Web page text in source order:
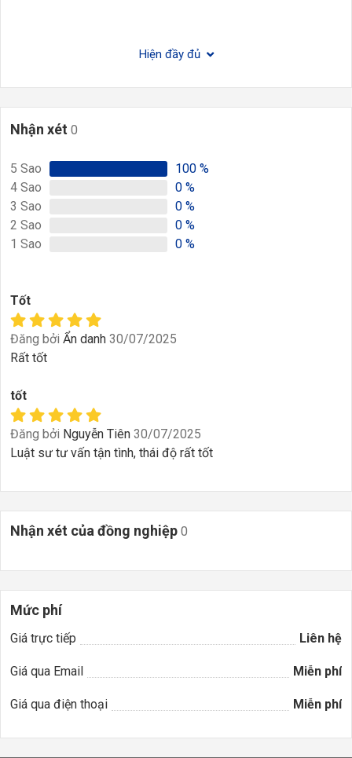
Hiện đầy đủ
Nhận xét 0
5 Sao 100 %
4 Sao 0 %
3 Sao 0 %
2 Sao 0 %
1 Sao 0 %
Tốt
Đăng bởi Ẩn danh 30/07/2025
Rất tốt
tốt
Đăng bởi Nguyễn Tiên 30/07/2025
Luật sư tư vấn tận tình, thái độ rất tốt
Nhận xét của đồng nghiệp 0
Mức phí
Giá trực tiếp Liên hệ
Giá qua Email Miễn phí
Giá qua điện thoại Miễn phí